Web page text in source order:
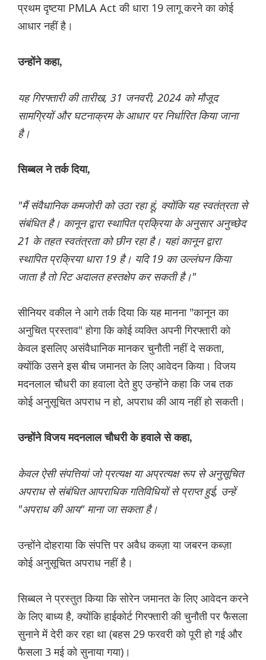
प्रथम दृष्टया PMLA Act की धारा 19 लागू करने का कोई
आधार नहीं है।
उन्होंने कहा,
यह गिरफ्तारी की तारीख, 31 जनवरी, 2024 को मौजूद
सामग्रियों और घटनाक्रम के आधार पर निर्धारित किया जाना
है।
सिब्बल ने तर्क दिया,
"मैं संवैधानिक कमजोरी को उठा रहा हूं, क्योंकि यह स्वतंत्रता से
संबंधित है। कानून द्वारा स्थापित प्रक्रिया के अनुसार अनुच्छेद
21 के तहत स्वतंत्रता को छीन रहा है। यहां कानून द्वारा
स्थापित प्रक्रिया धारा 19 है। यदि 19 का उल्लंघन किया
जाता है तो रिट अदालत हस्तक्षेप कर सकती है।"
सीनियर वकील ने आगे तर्क दिया कि यह मानना "कानून का
अनुचित प्रस्ताव" होगा कि कोई व्यक्ति अपनी गिरफ्तारी को
केवल इसलिए असंवैधानिक मानकर चुनौती नहीं दे सकता,
क्योंकि उसने इस बीच जमानत के लिए आवेदन किया। विजय
मदनलाल चौधरी का हवाला देते हुए उन्होंने कहा कि जब तक
कोई अनुसूचित अपराध न हो, अपराध की आय नहीं हो सकती।
उन्होंने विजय मदनलाल चौधरी के हवाले से कहा,
केवल ऐसी संपत्तियां जो प्रत्यक्ष या अप्रत्यक्ष रूप से अनुसूचित
अपराध से संबंधित आपराधिक गतिविधियों से प्राप्त हुई, उन्हें
"अपराध की आय" माना जा सकता है।
उन्होंने दोहराया कि संपत्ति पर अवैध कब्ज़ा या जबरन कब्ज़ा
कोई अनुसूचित अपराध नहीं है।
सिब्बल ने प्रस्तुत किया कि सोरेन जमानत के लिए आवेदन करने
के लिए बाध्य है, क्योंकि हाईकोर्ट गिरफ्तारी की चुनौती पर फैसला
सुनाने में देरी कर रहा था (बहस 29 फरवरी को पूरी हो गई और
फैसला 3 मई को सुनाया गया)।